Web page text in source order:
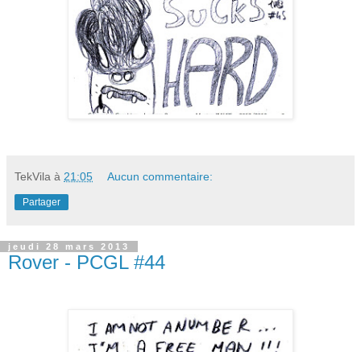
TekVila à 21:05 Aucun commentaire:
Partager
jeudi 28 mars 2013
Rover - PCGL #44